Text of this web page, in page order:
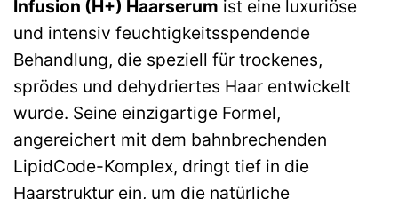
Infusion (H+) Haarserum ist eine luxuriöse
und intensiv feuchtigkeitsspendende
Behandlung, die speziell für trockenes,
sprödes und dehydriertes Haar entwickelt
wurde. Seine einzigartige Formel,
angereichert mit dem bahnbrechenden
LipidCode-Komplex, dringt tief in die
Haarstruktur ein, um die natürliche